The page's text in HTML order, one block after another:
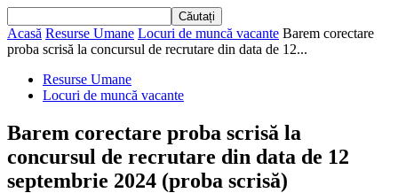
Acasă Resurse Umane Locuri de muncă vacante Barem corectare
proba scrisă la concursul de recrutare din data de 12...
Resurse Umane
Locuri de muncă vacante
Barem corectare proba scrisă la
concursul de recrutare din data de 12
septembrie 2024 (proba scrisă)